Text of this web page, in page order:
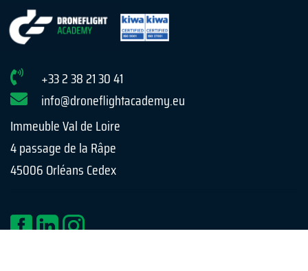
+33 2 38 21 30 41
info@droneflightacademy.eu
Immeuble Val de Loire
4 passage de la Râpe
45006 Orléans Cedex